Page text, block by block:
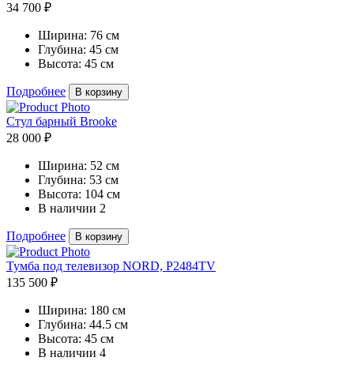
34 700 ₽
Ширина: 76 см
Глубина: 45 см
Высота: 45 см
Подробнее В корзину
Стул барный Brooke
28 000 ₽
Ширина: 52 см
Глубина: 53 см
Высота: 104 см
В наличии 2
Подробнее В корзину
Тумба под телевизор NORD, P2484TV
135 500 ₽
Ширина: 180 см
Глубина: 44.5 см
Высота: 45 см
В наличии 4